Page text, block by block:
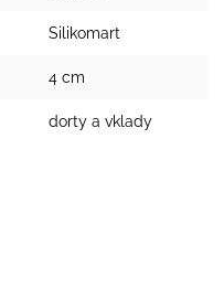
Silikomart
4 cm
dorty a vklady